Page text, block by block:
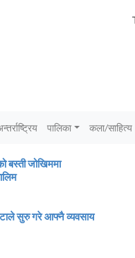
पालिका कला/साहित्य
बस्ती जोखिममा
सुरु गरे आफ्नै व्यवसाय